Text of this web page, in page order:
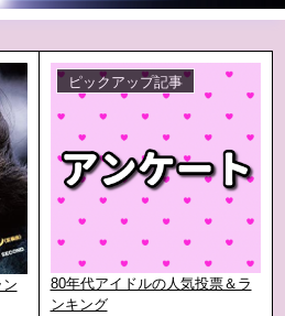
ピックアップ記事
80年代アイドルの人気投票＆ラ
ンキング